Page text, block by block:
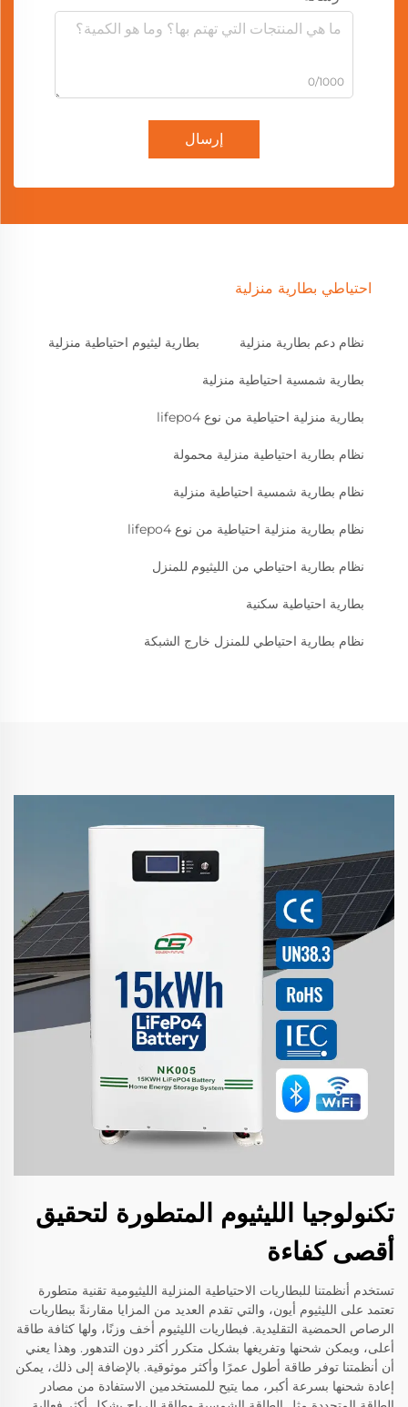
0/1000
إرسال
احتياطي بطارية منزلية
نظام دعم بطارية منزلية بطارية ليثيوم احتياطية منزلية
بطارية شمسية احتياطية منزلية
بطارية منزلية احتياطية من نوع lifepo4
نظام بطارية احتياطية منزلية محمولة
نظام بطارية شمسية احتياطية منزلية
نظام بطارية منزلية احتياطية من نوع lifepo4
نظام بطارية احتياطي من الليثيوم للمنزل
بطارية احتياطية سكنية
نظام بطارية احتياطي للمنزل خارج الشبكة
تكنولوجيا الليثيوم المتطورة لتحقيق
أقصى كفاءة
تستخدم أنظمتنا للبطاريات الاحتياطية المنزلية الليثيومية تقنية متطورة
تعتمد على الليثيوم أيون، والتي تقدم العديد من المزايا مقارنةً ببطاريات
الرصاص الحمضية التقليدية. فبطاريات الليثيوم أخف وزنًا، ولها كثافة طاقة
أعلى، ويمكن شحنها وتفريغها بشكل متكرر أكثر دون التدهور. وهذا يعني
أن أنظمتنا توفر طاقة أطول عمرًا وأكثر موثوقية. بالإضافة إلى ذلك، يمكن
إعادة شحنها بسرعة أكبر، مما يتيح للمستخدمين الاستفادة من مصادر